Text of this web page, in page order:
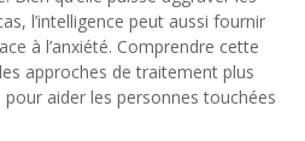
l’intelligence peut aussi fournir
à l’anxiété. Comprendre cette
approches de traitement plus
aider les personnes touchées